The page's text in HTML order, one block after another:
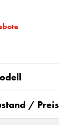
/ Preis